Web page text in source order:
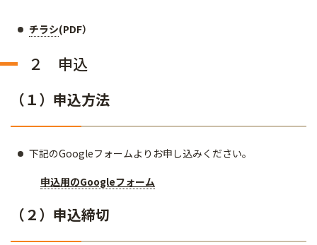
チラシ(PDF）
２ 申込
（１）申込方法
下記のGoogleフォームよりお申し込みください。
申込用のGoogleフォーム
（２）申込締切